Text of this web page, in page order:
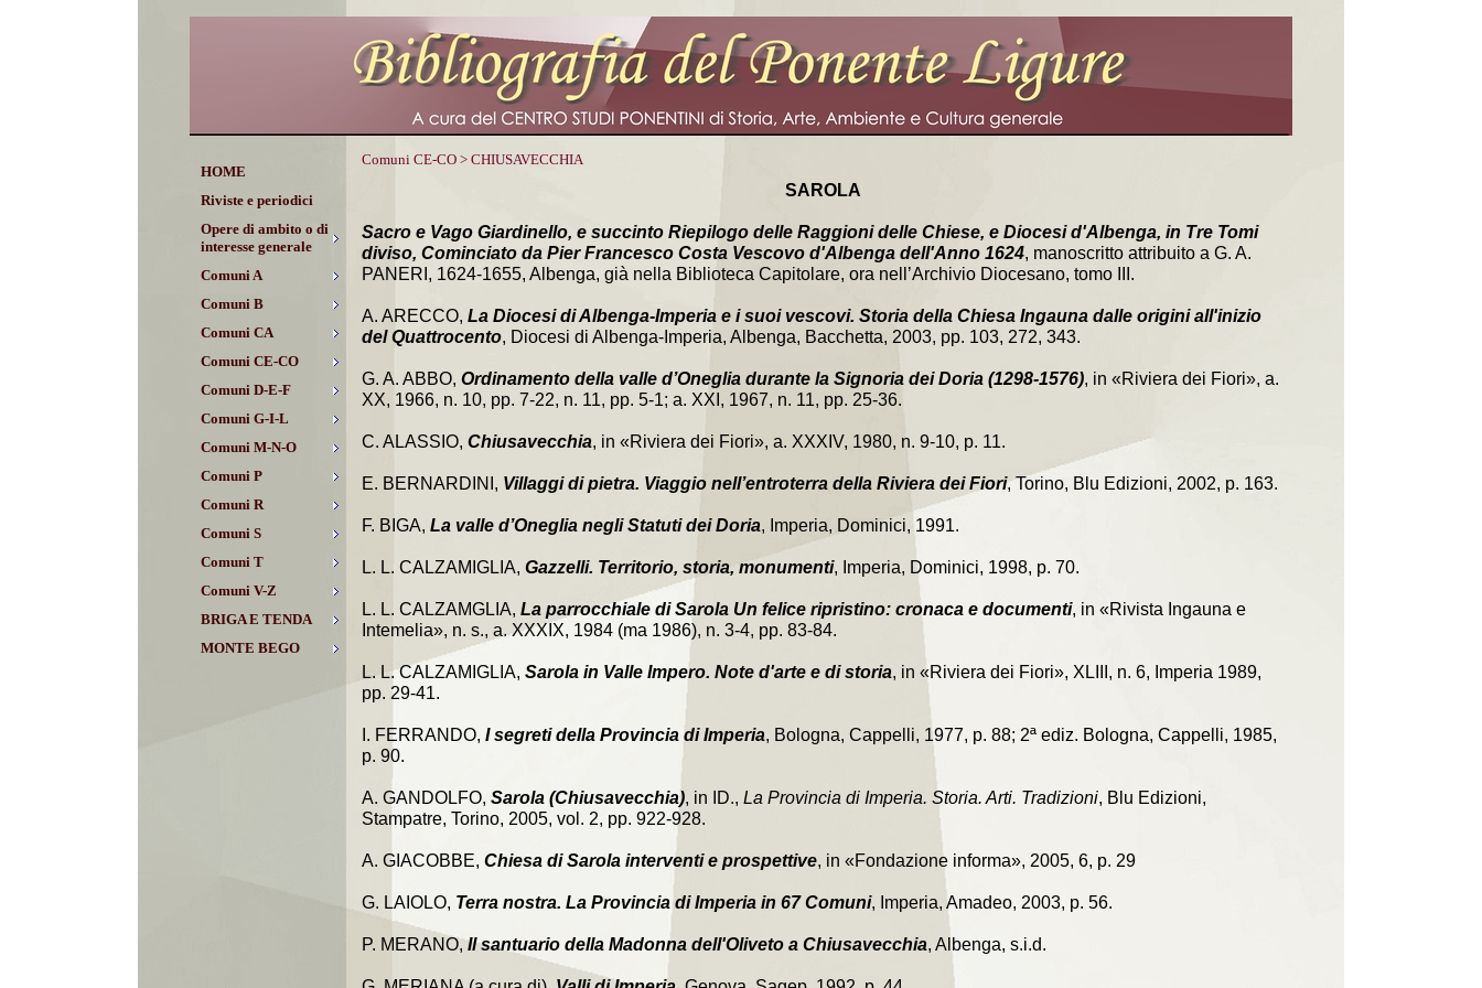
HOME
Riviste e periodici
Opere di ambito o di
interesse generale
Comuni A
Comuni B
Comuni CA
Comuni CE-CO
Comuni D-E-F
Comuni G-I-L
Comuni M-N-O
Comuni P
Comuni R
Comuni S
Comuni T
Comuni V-Z
BRIGA E TENDA
MONTE BEGO
Comuni CE-CO > CHIUSAVECCHIA
SAROLA
Sacro e Vago Giardinello, e succinto Riepilogo delle Raggioni delle Chiese, e Diocesi d'Albenga, in Tre Tomi
diviso, Cominciato da Pier Francesco Costa Vescovo d'Albenga dell'Anno 1624, manoscritto attribuito a G. A.
PANERI, 1624-1655, Albenga, già nella Biblioteca Capitolare, ora nell’Archivio Diocesano, tomo III.
A. ARECCO, La Diocesi di Albenga-Imperia e i suoi vescovi. Storia della Chiesa Ingauna dalle origini all'inizio
del Quattrocento, Diocesi di Albenga-Imperia, Albenga, Bacchetta, 2003, pp. 103, 272, 343.
G. A. ABBO, Ordinamento della valle d’Oneglia durante la Signoria dei Doria (1298-1576), in «Riviera dei Fiori», a.
XX, 1966, n. 10, pp. 7-22, n. 11, pp. 5-1; a. XXI, 1967, n. 11, pp. 25-36.
C. ALASSIO, Chiusavecchia, in «Riviera dei Fiori», a. XXXIV, 1980, n. 9-10, p. 11.
E. BERNARDINI, Villaggi di pietra. Viaggio nell’entroterra della Riviera dei Fiori, Torino, Blu Edizioni, 2002, p. 163.
F. BIGA, La valle d’Oneglia negli Statuti dei Doria, Imperia, Dominici, 1991.
L. L. CALZAMIGLIA, Gazzelli. Territorio, storia, monumenti, Imperia, Dominici, 1998, p. 70.
L. L. CALZAMGLIA, La parrocchiale di Sarola Un felice ripristino: cronaca e documenti, in «Rivista Ingauna e
Intemelia», n. s., a. XXXIX, 1984 (ma 1986), n. 3-4, pp. 83-84.
L. L. CALZAMIGLIA, Sarola in Valle Impero. Note d'arte e di storia, in «Riviera dei Fiori», XLIII, n. 6, Imperia 1989,
pp. 29-41.
I. FERRANDO, I segreti della Provincia di Imperia, Bologna, Cappelli, 1977, p. 88; 2ª ediz. Bologna, Cappelli, 1985,
p. 90.
A. GANDOLFO, Sarola (Chiusavecchia), in ID., La Provincia di Imperia. Storia. Arti. Tradizioni, Blu Edizioni,
Stampatre, Torino, 2005, vol. 2, pp. 922-928.
A. GIACOBBE, Chiesa di Sarola interventi e prospettive, in «Fondazione informa», 2005, 6, p. 29
G. LAIOLO, Terra nostra. La Provincia di Imperia in 67 Comuni, Imperia, Amadeo, 2003, p. 56.
P. MERANO,Il santuario della Madonna dell'Oliveto a Chiusavecchia, Albenga, s.i.d.